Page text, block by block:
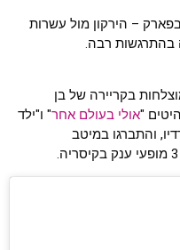
– הירקון מול עשרות
בהתרגשות רבה.
בקריירה של בן
"אולי בעולם אחר" ו"ילד
והתברגו במיטב